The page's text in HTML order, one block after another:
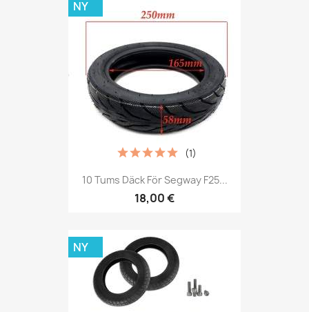
10 Tums Däck För Segway F25...
18,00 €
(1)
NY
NY